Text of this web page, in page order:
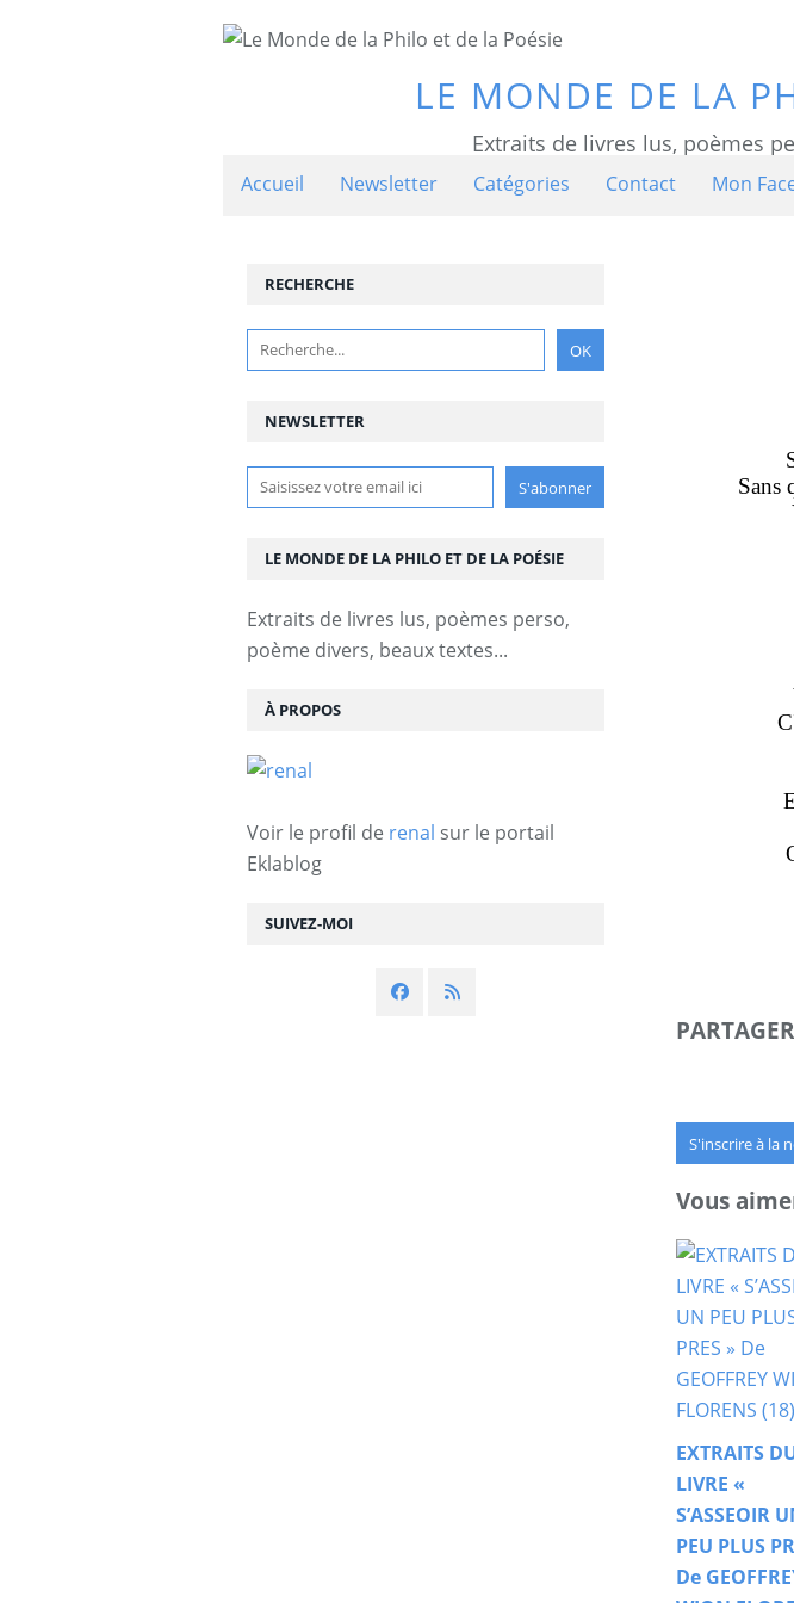
LE MONDE DE LA
Extraits de livres lus, poèmes
Accueil Newsletter Catégories Contact Mon
Sans
S'inscrire à la
Vous
EXTRAITS
LIVRE «
S’ASSEOIR
PEU PLUS
De
NEWSLETTER
SUIVEZ-MOI
RECHERCHE
LE MONDE DE LA PHILO ET DE LA POÉSIE
Extraits de livres lus, poèmes perso,
poème divers, beaux textes...
À PROPOS
Voir le profil de renal sur le portail
Eklablog